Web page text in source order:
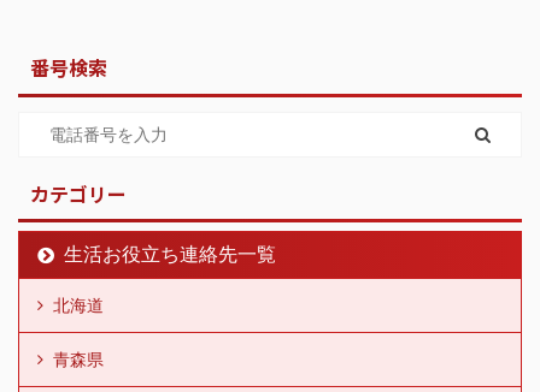
番号検索
カテゴリー
生活お役立ち連絡先一覧
北海道
青森県